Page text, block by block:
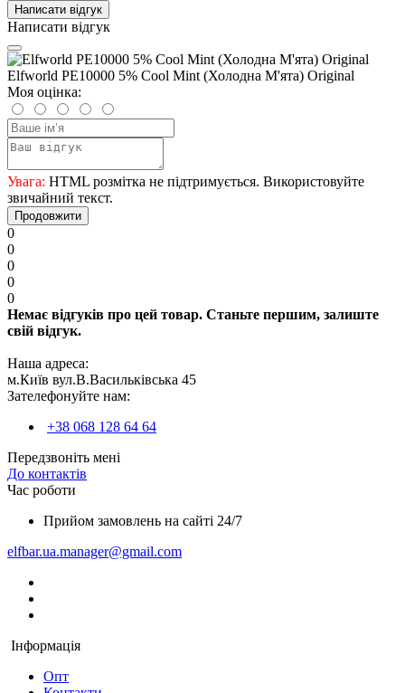
Написати відгук
Написати відгук
Elfworld PE10000 5% Cool Mint (Холодна М'ята) Original
Моя оцінка:
Увага: HTML розмітка не підтримується. Використовуйте
звичайний текст.
Продовжити
0
0
0
0
0
Немає відгуків про цей товар. Станьте першим, залиште
свій відгук.
Наша адреса:
м.Київ вул.В.Васильківська 45
Зателефонуйте нам:
+38 068 128 64 64
Передзвоніть мені
До контактів
Час роботи
Прийом замовлень на сайті 24/7
elfbar.ua.manager@gmail.com
Інформація
Опт